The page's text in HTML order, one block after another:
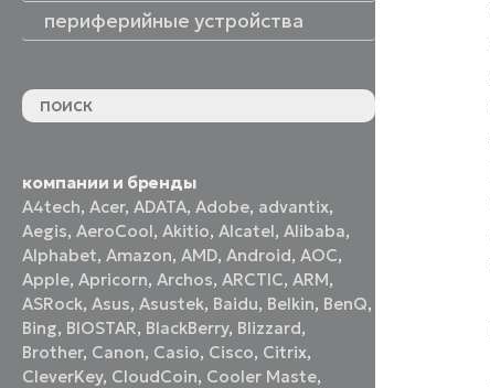
периферийные устройства
компании и бренды
A4tech,Acer,ADATA,Adobe, advantix,
Aegis,AeroCool,Akitio,Alcatel,Alibaba,
Alphabet,Amazon,AMD,Android,AOC,
Apple,Apricorn,Archos,ARCTIC,ARM,
ASRock,Asus,Asustek, Baidu, Belkin, BenQ,
Bing, BIOSTAR, BlackBerry, Blizzard,
Brother, Canon, Casio, Cisco, Citrix,
CleverKey, CloudCoin, Cooler Maste,